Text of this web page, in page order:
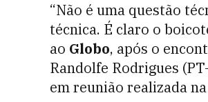
“Não é uma questão
técnica. É claro o
ao Globo, após o
Randolfe Rodrigues
em reunião realizada